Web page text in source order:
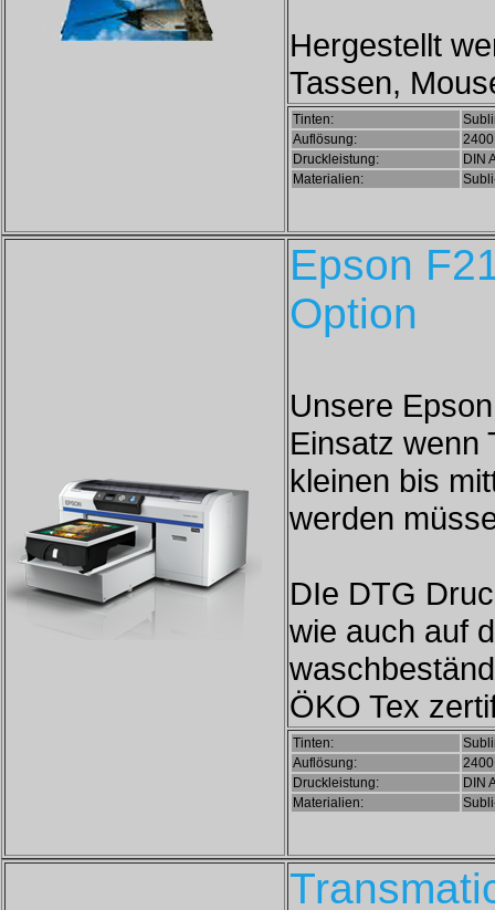
Hergestellt
Tassen,
Tinten:
Auflösung:
Druckleistung:
DIN
Materialien:
Epson
Option
Unsere
Einsatz wenn
kleinen bis
werden
DIe DTG
wie auch auf
ÖKO Tex
Tinten:
Auflösung:
Druckleistung:
DIN
Materialien: